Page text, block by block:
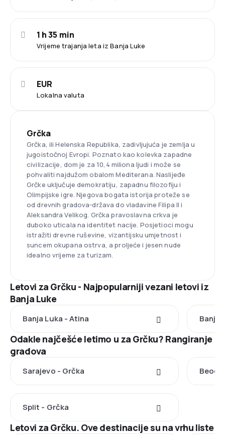
Vrijeme trajanja leta iz Banja Luke
1 h 35 min
Lokalna valuta
EUR
Grčka
Grčka, ili Helenska Republika, zadivljujuća je zemlja u
jugoistočnoj Evropi. Poznato kao kolevka zapadne
civilizacije, dom je za 10,4 miliona ljudi i može se
pohvaliti najdužom obalom Mediterana. Naslijeđe
Grčke uključuje demokratiju, zapadnu filozofiju i
Olimpijske igre. Njegova bogata istorija proteže se
od drevnih gradova-država do vladavine Filipa II i
Aleksandra Velikog. Grčka pravoslavna crkva je
duboko uticala na identitet nacije. Posjetioci mogu
istražiti drevne ruševine, vizantijsku umjetnost i
suncem okupana ostrva, a proljeće i jesen nude
idealno vrijeme za turizam.
Letovi za Grčku - Najpopularniji vezani letovi iz
Banja Luke
Banja Luka - Atina Banja
Odakle najčešće letimo u za Grčku? Rangiranje
gradova
Sarajevo - Grčka
Split - Grčka
Letovi za Grčku. Ove destinacije su na vrhu liste